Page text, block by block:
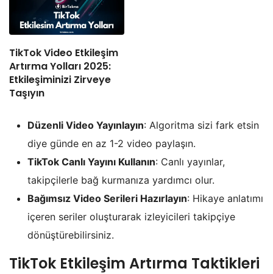
TikTok Video Etkileşim
Artırma Yolları 2025:
Etkileşiminizi Zirveye
Taşıyın
Düzenli Video Yayınlayın: Algoritma sizi fark etsin
diye günde en az 1-2 video paylaşın.
TikTok Canlı Yayını Kullanın: Canlı yayınlar,
takipçilerle bağ kurmanıza yardımcı olur.
Bağımsız Video Serileri Hazırlayın: Hikaye anlatımı
içeren seriler oluşturarak izleyicileri takipçiye
dönüştürebilirsiniz.
TikTok Etkileşim Artırma Taktikleri